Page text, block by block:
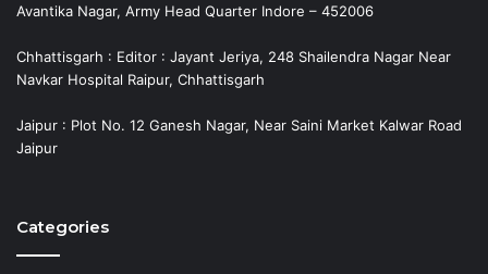
Avantika Nagar, Army Head Quarter Indore – 452006
Chhattisgarh : Editor : Jayant Jeriya, 248 Shailendra Nagar Near
Navkar Hospital Raipur, Chhattisgarh
Jaipur : Plot No. 12 Ganesh Nagar, Near Saini Market Kalwar Road
Jaipur
Categories